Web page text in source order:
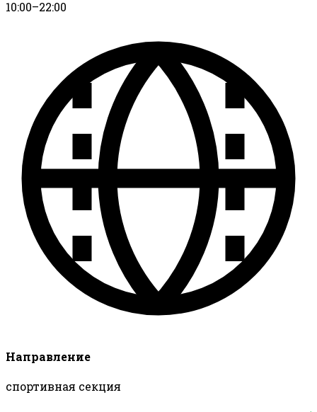
10:00–22:00
Направление
спортивная секция